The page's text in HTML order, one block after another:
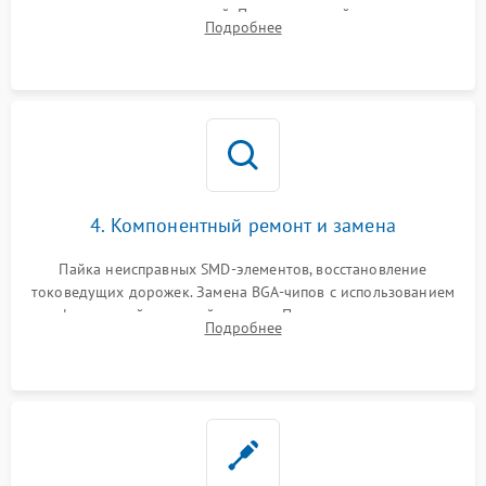
дежурных напряжений. Проверка цепей питания,
мультиконтроллера, процессора и видеочипа.
Подробнее
4. Компонентный ремонт и замена
Пайка неисправных SMD-элементов, восстановление
токоведущих дорожек. Замена BGA-чипов с использованием
инфракрасной паяльной станции. Прошивка микросхемы
BIOS или замена поврежденных портов USB
Подробнее